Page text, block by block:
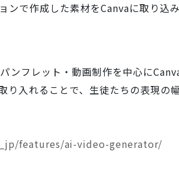
ンで作成した素材をCanvaに取り込
ンフレット・動画制作を中心に
り入れることで、生徒たちの表現の
features/ai-video-generator/